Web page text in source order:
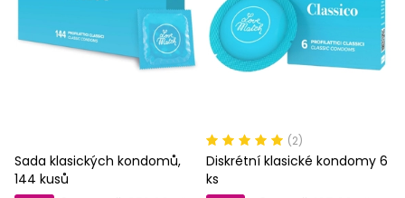
Sada klasických kondomů,
144 kusů
(2)
Diskrétní klasické kondomy 6
ks